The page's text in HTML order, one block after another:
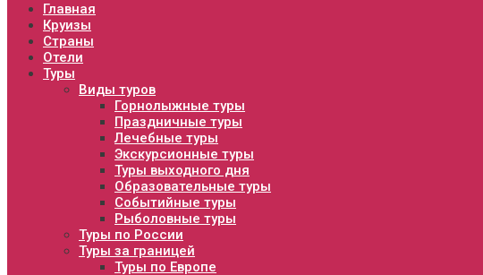
Главная
Круизы
Страны
Отели
Туры
Виды туров
Горнолыжные туры
Праздничные туры
Лечебные туры
Экскурсионные туры
Туры выходного дня
Образовательные туры
Событийные туры
Рыболовные туры
Туры по России
Туры за границей
Туры по Европе